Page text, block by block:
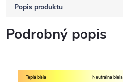
Popis produktu
Podrobný popis
Teplá biela Neutrálna biela